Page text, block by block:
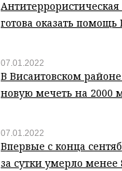
готова оказать помощь
07.01.2022
В Висаитовском районе
новую мечеть на 2000
07.01.2022
Впервые с конца
за сутки умерло менее